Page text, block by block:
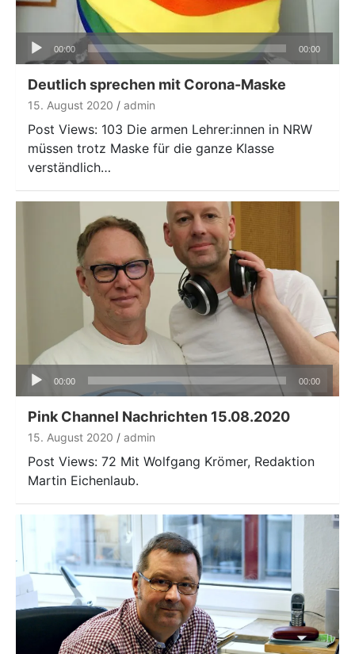
Audio-
Player
00:00 00:00
Deutlich sprechen mit Corona-Maske
15. August 2020 admin
Post Views: 103 Die armen Lehrer:innen in NRW
müssen trotz Maske für die ganze Klasse
verständlich…
Audio-
Player
00:00 00:00
Pink Channel Nachrichten 15.08.2020
15. August 2020 admin
Post Views: 72 Mit Wolfgang Krömer, Redaktion
Martin Eichenlaub.